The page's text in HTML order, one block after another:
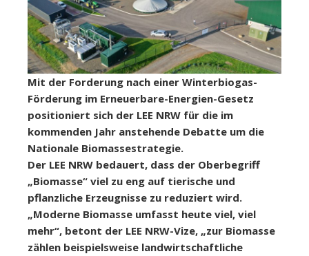
Mit der Forderung nach einer Winterbiogas-
Förderung im Erneuerbare-Energien-Gesetz
positioniert sich der LEE NRW für die im
kommenden Jahr anstehende Debatte um die
Nationale Biomassestrategie.
Der LEE NRW bedauert, dass der Oberbegriff
„Biomasse“ viel zu eng auf tierische und
pflanzliche Erzeugnisse zu reduziert wird.
„Moderne Biomasse umfasst heute viel, viel
mehr“, betont der LEE NRW-Vize, „zur Biomasse
zählen beispielsweise landwirtschaftliche